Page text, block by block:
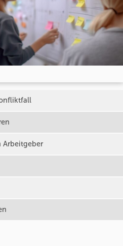
Arbeitgeber